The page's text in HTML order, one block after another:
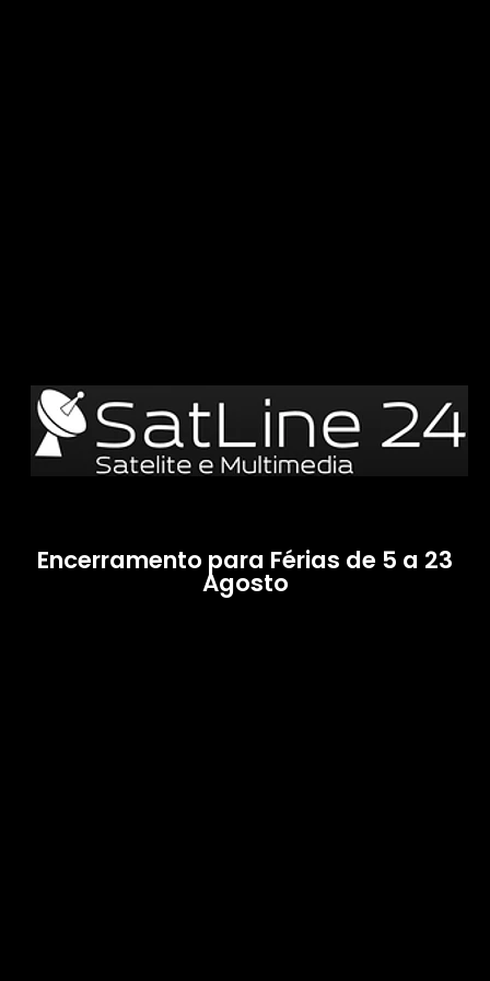
Encerramento para Férias de 5 a 23
Agosto